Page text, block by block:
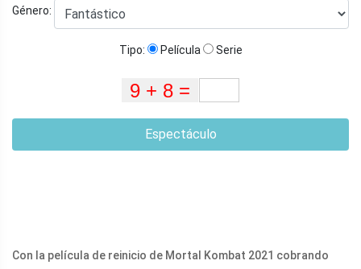
Género:
Tipo: Película Serie
Espectáculo
Con la película de reinicio de Mortal Kombat 2021 cobrando